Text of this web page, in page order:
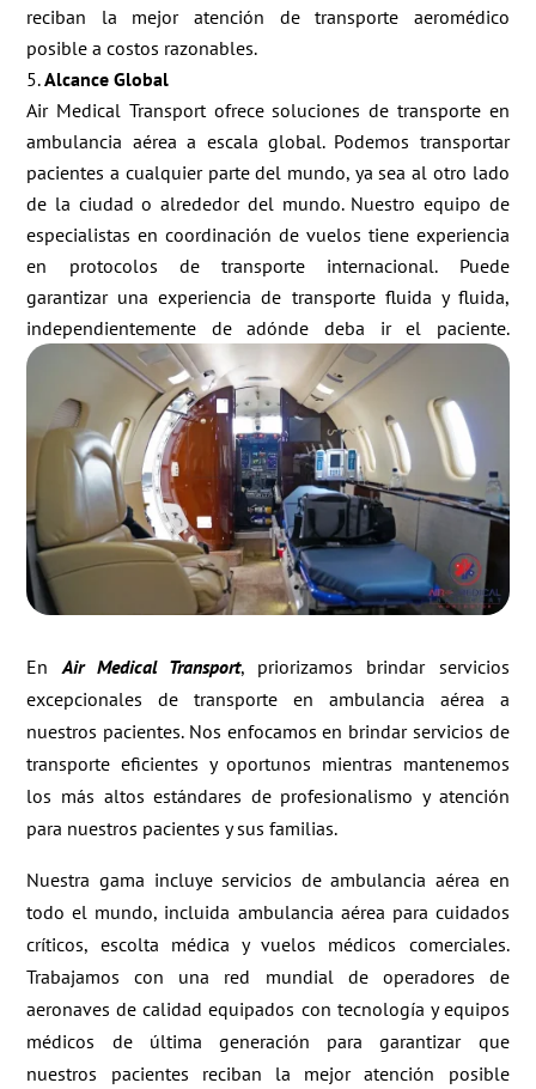
reciban la mejor atención de transporte aeromédico
posible a costos razonables.
Alcance Global
Air Medical Transport ofrece soluciones de transporte en
ambulancia aérea a escala global. Podemos transportar
pacientes a cualquier parte del mundo, ya sea al otro lado
de la ciudad o alrededor del mundo. Nuestro equipo de
especialistas en coordinación de vuelos tiene experiencia
en protocolos de transporte internacional. Puede
garantizar una experiencia de transporte fluida y fluida,
independientemente de adónde deba ir el paciente.
En Air Medical Transport, priorizamos brindar servicios
excepcionales de transporte en ambulancia aérea a
nuestros pacientes. Nos enfocamos en brindar servicios de
transporte eficientes y oportunos mientras mantenemos
los más altos estándares de profesionalismo y atención
para nuestros pacientes y sus familias.
Nuestra gama incluye servicios de ambulancia aérea en
todo el mundo, incluida ambulancia aérea para cuidados
críticos, escolta médica y vuelos médicos comerciales.
Trabajamos con una red mundial de operadores de
aeronaves de calidad equipados con tecnología y equipos
médicos de última generación para garantizar que
nuestros pacientes reciban la mejor atención posible